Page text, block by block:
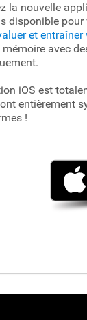
la nouvelle
disponible pour
et
mémoire avec
iOS est
entièrement
!